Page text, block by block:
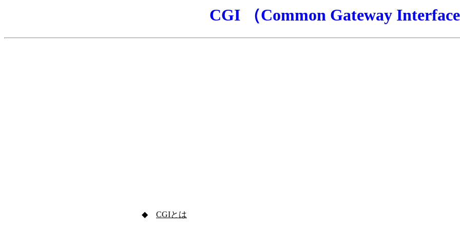
CGI （Common Gateway
◆ CGIとは